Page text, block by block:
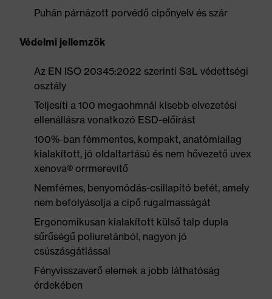
Puhán párnázott porvédő cipőnyelv és szár
Védelmi jellemzők
Az EN ISO 20345:2022 szerinti S3L védettségi
osztály
Teljesíti a 100 megaohmnál kisebb elvezetési
ellenállásra vonatkozó ESD-előírást
100%-ban fémmentes, kompakt, anatómiailag
kialakított, jó oldaltartású és nem hővezető uvex
xenova® orrmerevítő
Nemfémes, benyomódás-csillapító betét, amely
nem befolyásolja a cipő rugalmasságát
Ergonomikusan kialakított külső talp dupla
sűrűségű poliuretánból, nagyon jó
csúszásgátlással
Fényvisszaverő elemek a jobb láthatóság
érdekében